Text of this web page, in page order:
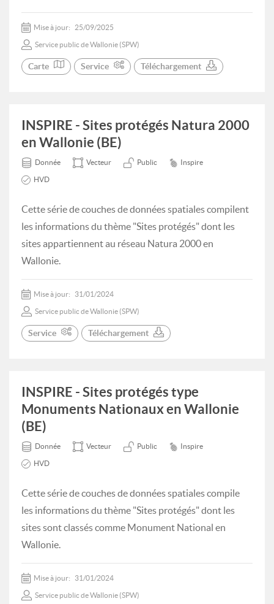
Mise à jour: 25/09/2025
Service public de Wallonie (SPW)
Carte Service Téléchargement
INSPIRE - Sites protégés Natura 2000
en Wallonie (BE)
Donnée Vecteur Public Inspire
HVD
Cette série de couches de données spatiales compilent
les informations du thème "Sites protégés" dont les
sites appartiennent au réseau Natura 2000 en
Wallonie.
Mise à jour: 31/01/2024
Service public de Wallonie (SPW)
Service Téléchargement
INSPIRE - Sites protégés type
Monuments Nationaux en Wallonie
(BE)
Donnée Vecteur Public Inspire
HVD
Cette série de couches de données spatiales compile
les informations du thème "Sites protégés" dont les
sites sont classés comme Monument National en
Wallonie.
Mise à jour: 31/01/2024
Service public de Wallonie (SPW)